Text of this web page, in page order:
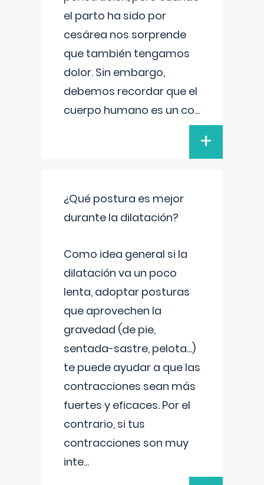
el parto ha sido por
cesárea nos sorprende
que también tengamos
dolor. Sin embargo,
debemos recordar que el
cuerpo humano es un co...
+
¿Qué postura es mejor
durante la dilatación?
Como idea general si la
dilatación va un poco
lenta, adoptar posturas
que aprovechen la
gravedad (de pie,
sentada-sastre, pelota...)
te puede ayudar a que las
contracciones sean más
fuertes y eficaces. Por el
contrario, si tus
contracciones son muy
inte...